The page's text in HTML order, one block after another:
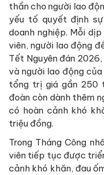
thần cho người lao
yếu tố quyết định
doanh nghiệp. Mỗi
viên, người lao động
Tết Nguyên đán
và người lao động
tổng trị giá gần 250
đoàn còn dành thêm
có hoàn cảnh khó
triệu đồng.
Trong Tháng Công
viên tiếp tục được
cảnh khó khăn, đau